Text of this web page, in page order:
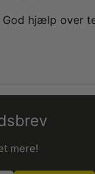
God hjælp over
mere!